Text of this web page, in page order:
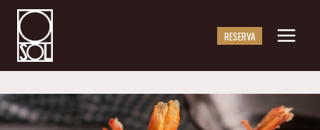
Saltar
contingut
RESERVA